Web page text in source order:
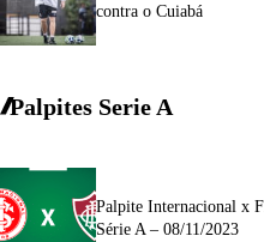
contra o Cuiabá
Palpites Serie A
Palpite Internacional x
Série A – 08/11/2023